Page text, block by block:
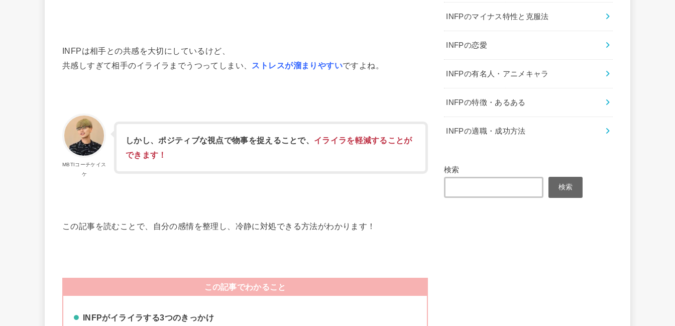
INFPは相手との共感を大切にしているけど、
共感しすぎて相手のイライラまでうつってしまい、 ストレスが溜まりやすいですよね。
MBTIコーチケイス
ケ
しかし、ポジティブな視点で物事を捉えることで、 イライラを軽減することが
できます！
この記事を読むことで、自分の感情を整理し、冷静に対処できる方法がわかります！
この記事でわかること
INFPがイライラする3つのきっかけ
INFPのマイナス特性と克服法
INFPの恋愛
INFPの有名人・アニメキャラ
INFPの特徴・あるある
INFPの適職・成功方法
検索
検索